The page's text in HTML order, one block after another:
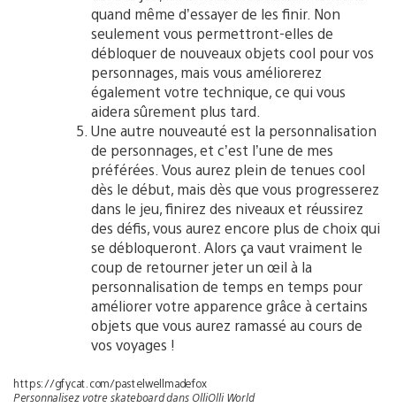
quand même d’essayer de les finir. Non
seulement vous permettront-elles de
débloquer de nouveaux objets cool pour vos
personnages, mais vous améliorerez
également votre technique, ce qui vous
aidera sûrement plus tard.
Une autre nouveauté est la personnalisation
de personnages, et c’est l’une de mes
préférées. Vous aurez plein de tenues cool
dès le début, mais dès que vous progresserez
dans le jeu, finirez des niveaux et réussirez
des défis, vous aurez encore plus de choix qui
se débloqueront. Alors ça vaut vraiment le
coup de retourner jeter un œil à la
personnalisation de temps en temps pour
améliorer votre apparence grâce à certains
objets que vous aurez ramassé au cours de
vos voyages !
https://gfycat.com/pastelwellmadefox
Personnalisez votre skateboard dans OlliOlli World